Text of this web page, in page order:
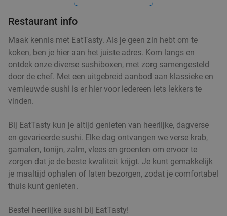
Restaurant info
Maak kennis met EatTasty. Als je geen zin hebt om te
koken, ben je hier aan het juiste adres. Kom langs en
ontdek onze diverse sushiboxen, met zorg samengesteld
door de chef. Met een uitgebreid aanbod aan klassieke en
vernieuwde sushi is er hier voor iedereen iets lekkers te
vinden.
Bij EatTasty kun je altijd genieten van heerlijke, dagverse
en gevarieerde sushi. Elke dag ontvangen we verse krab,
garnalen, tonijn, zalm, vlees en groenten om ervoor te
zorgen dat je de beste kwaliteit krijgt. Je kunt gemakkelijk
je maaltijd ophalen of laten bezorgen, zodat je comfortabel
thuis kunt genieten.
Bestel heerlijke sushi bij EatTasty!